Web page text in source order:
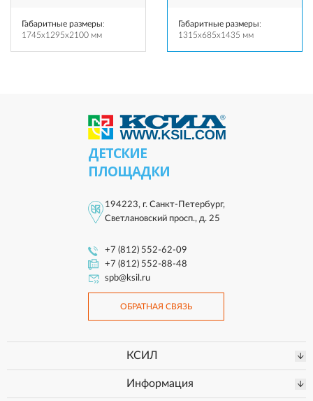
Габаритные размеры:
1745x1295x2100 мм
Габаритные размеры:
1315x685x1435 мм
ДЕТСКИЕ
ПЛОЩАДКИ
194223, г. Санкт-Петербург,
Светлановский просп., д. 25
+7 (812) 552-62-09
+7 (812) 552-88-48
spb@ksil.ru
ОБРАТНАЯ СВЯЗЬ
КСИЛ
Информация